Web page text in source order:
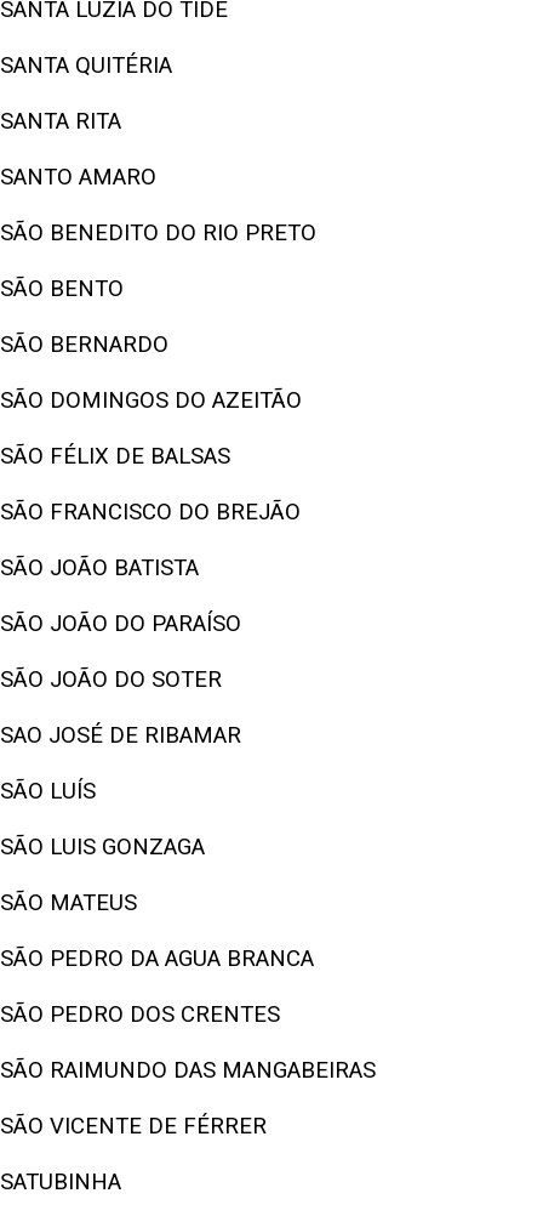
SANTA LUZIA DO TIDE
SANTA QUITÉRIA
SANTA RITA
SANTO AMARO
SÃO BENEDITO DO RIO PRETO
SÃO BENTO
SÃO BERNARDO
SÃO DOMINGOS DO AZEITÃO
SÃO FÉLIX DE BALSAS
SÃO FRANCISCO DO BREJÃO
SÃO JOÃO BATISTA
SÃO JOÃO DO PARAÍSO
SÃO JOÃO DO SOTER
SAO JOSÉ DE RIBAMAR
SÃO LUÍS
SÃO LUIS GONZAGA
SÃO MATEUS
SÃO PEDRO DA AGUA BRANCA
SÃO PEDRO DOS CRENTES
SÃO RAIMUNDO DAS MANGABEIRAS
SÃO VICENTE DE FÉRRER
SATUBINHA